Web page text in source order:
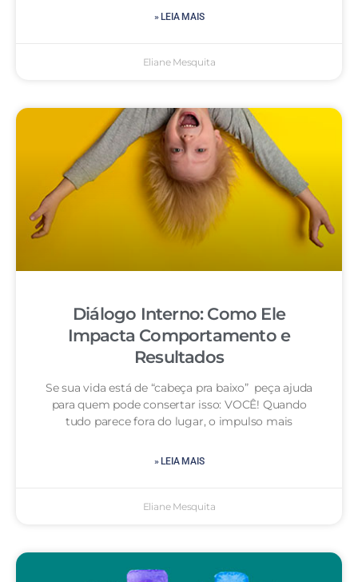
» LEIA MAIS
Eliane Mesquita
Diálogo Interno: Como Ele
Impacta Comportamento e
Resultados
Se sua vida está de “cabeça pra baixo” peça ajuda
para quem pode consertar isso: VOCÊ! Quando
tudo parece fora do lugar, o impulso mais
» LEIA MAIS
Eliane Mesquita